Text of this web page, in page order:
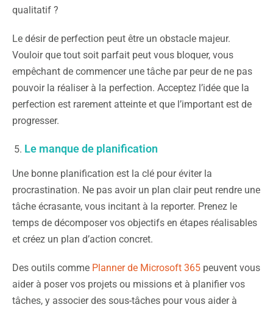
qualitatif ?
Le désir de perfection peut être un obstacle majeur.
Vouloir que tout soit parfait peut vous bloquer, vous
empêchant de commencer une tâche par peur de ne pas
pouvoir la réaliser à la perfection. Acceptez l’idée que la
perfection est rarement atteinte et que l’important est de
progresser.
Le manque de planification
Une bonne planification est la clé pour éviter la
procrastination. Ne pas avoir un plan clair peut rendre une
tâche écrasante, vous incitant à la reporter. Prenez le
temps de décomposer vos objectifs en étapes réalisables
et créez un plan d’action concret.
Des outils comme Planner de Microsoft 365 peuvent vous
aider à poser vos projets ou missions et à planifier vos
tâches, y associer des sous-tâches pour vous aider à